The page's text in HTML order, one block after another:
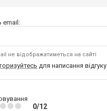
email:
не відображатиметься на сайті
для написання відгуку
0/12